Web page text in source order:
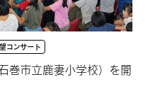
コンサート
巻市立鹿妻小学校）を開